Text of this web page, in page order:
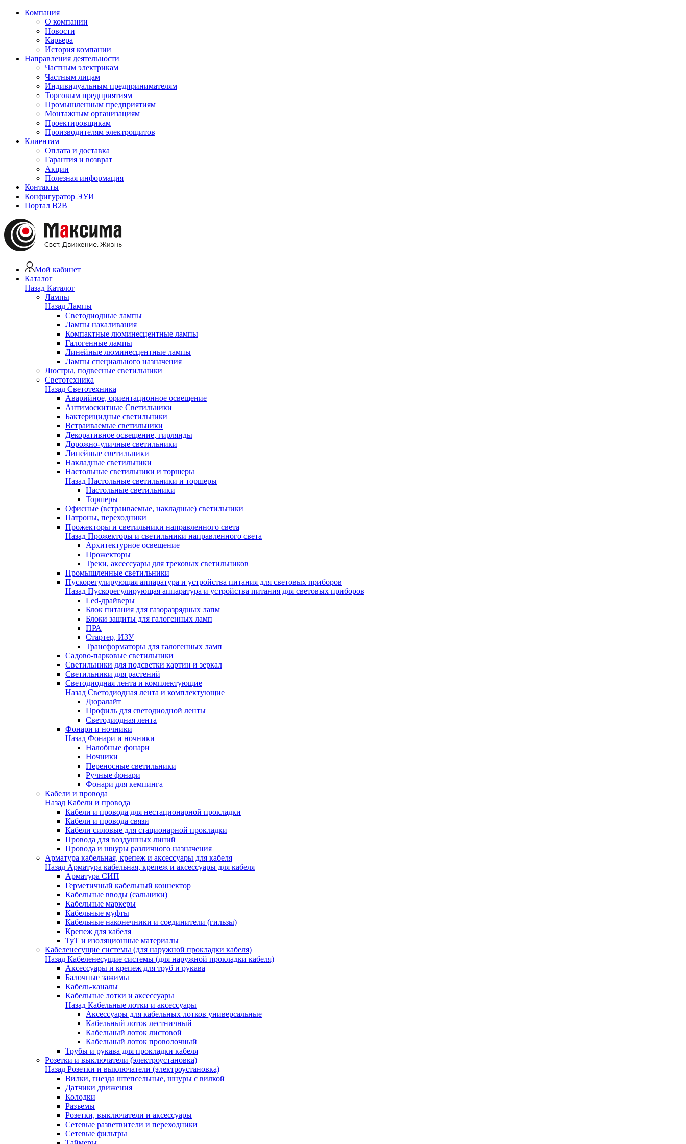
Компания
О компании
Новости
Карьера
История компании
Направления деятельности
Частным электрикам
Частным лицам
Индивидуальным предпринимателям
Торговым предприятиям
Промышленным предприятиям
Монтажным организациям
Проектировщикам
Производителям электрощитов
Клиентам
Оплата и доставка
Гарантия и возврат
Акции
Полезная информация
Контакты
Конфигуратор ЭУИ
Портал B2B
Мой кабинет
Каталог
Назад Каталог
Лампы
Назад Лампы
Светодиодные лампы
Лампы накаливания
Компактные люминесцентные лампы
Галогенные лампы
Линейные люминесцентные лампы
Лампы специального назначения
Люстры, подвесные светильники
Светотехника
Назад Светотехника
Аварийное, ориентационное освещение
Антимоскитные Светильники
Бактерицидные светильники
Встраиваемые светильники
Декоративное освещение, гирлянды
Дорожно-уличные светильники
Линейные светильники
Накладные светильники
Настольные светильники и торшеры
Назад Настольные светильники и торшеры
Настольные светильники
Торшеры
Офисные (встраиваемые, накладные) светильники
Патроны, переходники
Прожекторы и светильники направленного света
Назад Прожекторы и светильники направленного света
Архитектурное освещение
Прожекторы
Треки, аксессуары для трековых светильников
Промышленные светильники
Пускорегулирующая аппаратура и устройства питания для световых приборов
Назад Пускорегулирующая аппаратура и устройства питания для световых приборов
Led-драйверы
Блок питания для газоразрядных лапм
Блоки защиты для галогенных ламп
ПРА
Стартер, ИЗУ
Трансформаторы для галогенных ламп
Садово-парковые светильники
Светильники для подсветки картин и зеркал
Светильники для растений
Светодиодная лента и комплектующие
Назад Светодиодная лента и комплектующие
Дюралайт
Профиль для светодиодной ленты
Светодиодная лента
Фонари и ночники
Назад Фонари и ночники
Налобные фонари
Ночники
Переносные светильники
Ручные фонари
Фонари для кемпинга
Кабели и провода
Назад Кабели и провода
Кабели и провода для нестационарной прокладки
Кабели и провода связи
Кабели силовые для стационарной прокладки
Провода для воздушных линий
Провода и шнуры различного назначения
Арматура кабельная, крепеж и аксессуары для кабеля
Назад Арматура кабельная, крепеж и аксессуары для кабеля
Арматура СИП
Герметичный кабельный коннектор
Кабельные вводы (сальники)
Кабельные маркеры
Кабельные муфты
Кабельные наконечники и соединители (гильзы)
Крепеж для кабеля
ТуТ и изоляционные материалы
Кабеленесущие системы (для наружной прокладки кабеля)
Назад Кабеленесущие системы (для наружной прокладки кабеля)
Аксессуары и крепеж для труб и рукава
Балочные зажимы
Кабель-каналы
Кабельные лотки и аксессуары
Назад Кабельные лотки и аксессуары
Аксессуары для кабельных лотков универсальные
Кабельный лоток лестничный
Кабельный лоток листовой
Кабельный лоток проволочный
Трубы и рукава для прокладки кабеля
Розетки и выключатели (электроустановка)
Назад Розетки и выключатели (электроустановка)
Вилки, гнезда штепсельные, шнуры с вилкой
Датчики движения
Колодки
Разъемы
Розетки, выключатели и аксессуары
Сетевые разветвители и переходники
Сетевые фильтры